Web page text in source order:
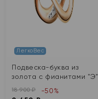
ЛегкоВес
Подвеска-буква из
золота с фианитами "Э"
18 900 ₽ -50%